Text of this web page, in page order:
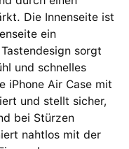
Die Innenseite ist
ein
sorgt
und schnelles
iPhone Air Case mit
und stellt sicher,
bei Stürzen
nahtlos mit der